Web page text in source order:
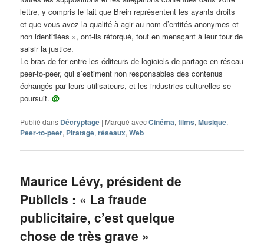
lettre, y compris le fait que Brein représentent les ayants droits
et que vous avez la qualité à agir au nom d’entités anonymes et
non identifiées », ont-ils rétorqué, tout en menaçant à leur tour de
saisir la justice.
Le bras de fer entre les éditeurs de logiciels de partage en réseau
peer-to-peer, qui s’estiment non responsables des contenus
échangés par leurs utilisateurs, et les industries culturelles se
poursuit.@
Publié dans Décryptage | Marqué avecCinéma,films,Musique,
Peer-to-peer, Piratage,réseaux,Web
Maurice Lévy, président de
Publicis : « La fraude
publicitaire, c’est quelque
chose de très grave »